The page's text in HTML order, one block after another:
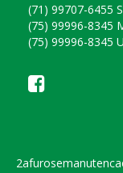
(71) 99707-6455
(75) 99996-8345
(75) 99996-8345